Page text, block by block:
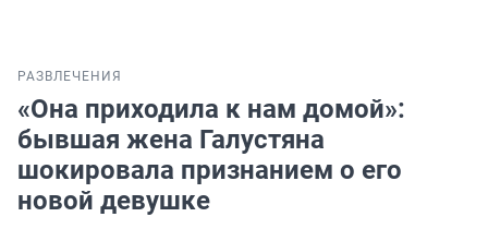
РАЗВЛЕЧЕНИЯ
«Она приходила к нам домой»:
бывшая жена Галустяна
шокировала признанием о его
новой девушке